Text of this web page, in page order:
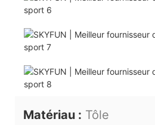
Matériau : Tôle